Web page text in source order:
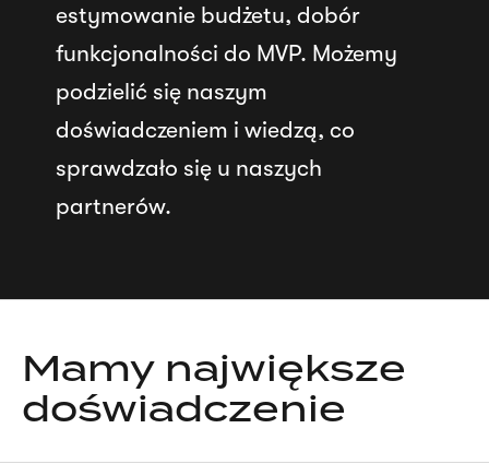
estymowanie budżetu, dobór
funkcjonalności do MVP. Możemy
podzielić się naszym
doświadczeniem i wiedzą, co
sprawdzało się u naszych
partnerów.
Mamy największe
doświadczenie